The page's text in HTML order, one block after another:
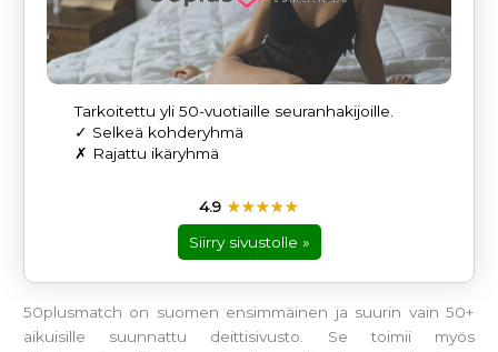
Tarkoitettu yli 50-vuotiaille seuranhakijoille.
✓ Selkeä kohderyhmä
✗ Rajattu ikäryhmä
4.9 ☆☆☆☆☆
★★★★★
Siirry sivustolle »
50plusmatch on suomen ensimmäinen ja suurin vain 50+
aikuisille suunnattu deittisivusto. Se toimii myös